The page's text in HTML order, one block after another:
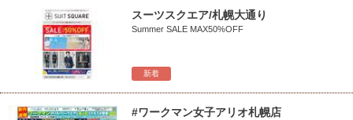
新着
スーツスクエア/札幌大通り
Summer SALE MAX50%OFF
#ワークマン女子アリオ札幌店